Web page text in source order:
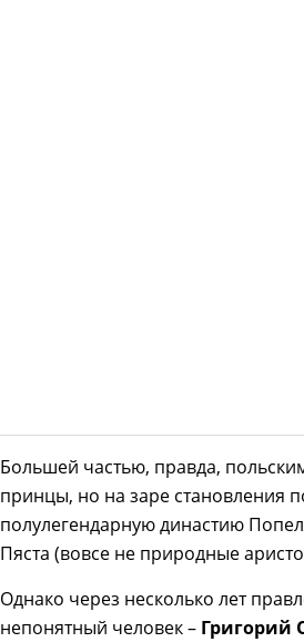
Большей частью, правда,
принцы, но на заре становления
полулегендарную династию
Пяста (вовсе не природные
Однако через несколько лет
непонятный человек – Григорий